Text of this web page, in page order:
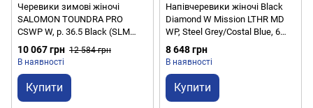
Черевики зимові жіночі
SALOMON TOUNDRA PRO
CSWP W, р. 36.5 Black (SLM
TOUNDRAPRW.399722-4)
10 067 грн 12 584 грн
В наявності
Купити
Напівчеревики жіночі Black
Diamond W Mission LTHR MD
WP, Steel Grey/Costal Blue, 6
(BD 58002793750601)
8 648 грн
В наявності
Купити